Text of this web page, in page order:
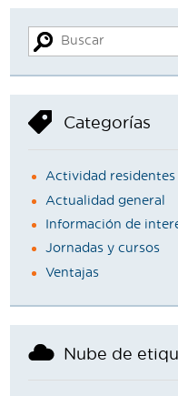
Categorías
Actividad residentes
Actualidad general
Información de
Jornadas y cursos
Ventajas
Nube de